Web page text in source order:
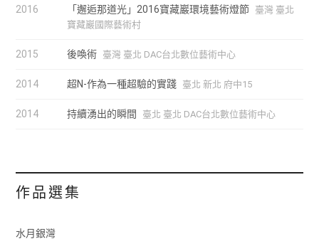
2016 「邂逅那道光」2016寶藏巖環境藝術燈節 臺灣 臺北
寶藏巖國際藝術村
2015 後喚術 臺灣 臺北 DAC台北數位藝術中心
2014 超N-作為一種超驗的實踐 臺北 新北 府中15
2014 持續湧出的瞬間 臺北 臺北 DAC台北數位藝術中心
作品選集
水月銀灣